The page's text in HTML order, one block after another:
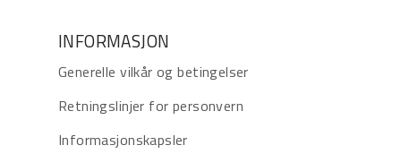
INFORMASJON
Generelle vilkår og betingelser
Retningslinjer for personvern
Informasjonskapsler